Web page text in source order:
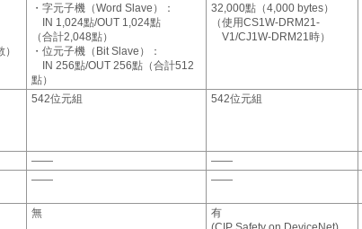
・字元子機（Word Slave）：
IN 1,024點/OUT 1,024點
（合計2,048點）
・位元子機（Bit Slave）：
IN 256點/OUT 256點（合計512
點）
32,000點（4,000 bytes）
（使用CS1W-DRM21-
V1/CJ1W-DRM21時）
542位元組 542位元組
―― ――
―― ――
無
有